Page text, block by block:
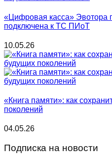
«Цифровая касса» Эвотора
подключена к ТС ПИоТ
10.05.26
«Книга памяти»: как
поколений
04.05.26
Подписка на новости